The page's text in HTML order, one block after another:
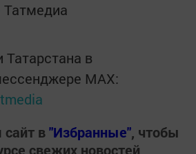
Татмедиа
Татарстана в
MАХ:
в"Избранные", чтобы
свежих новостей